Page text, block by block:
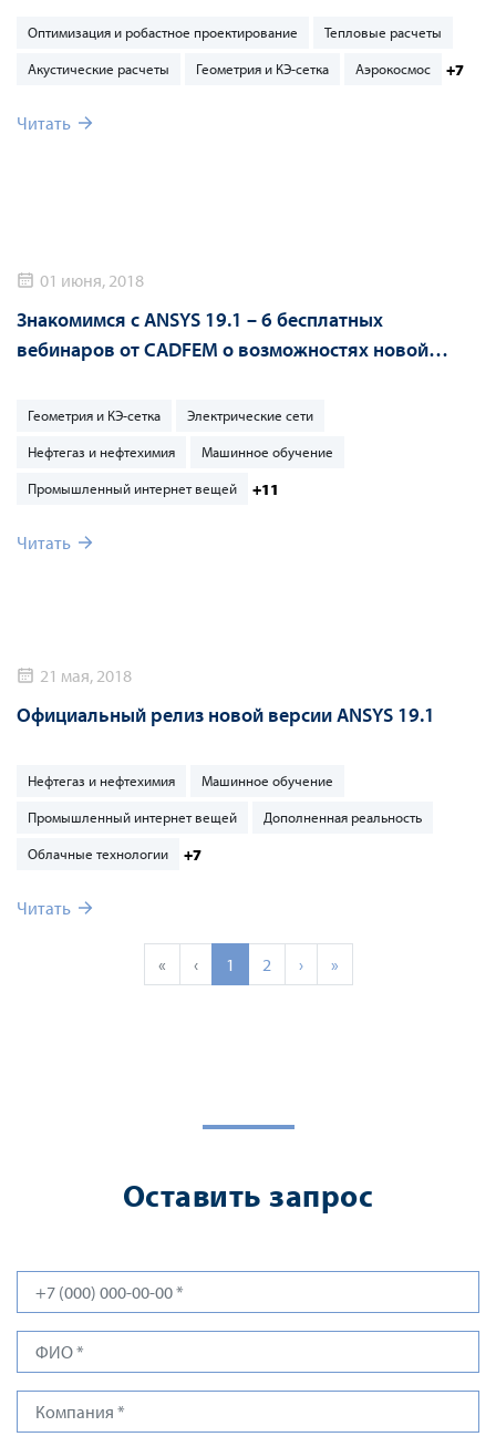
Оптимизация и робастное проектирование Тепловые расчеты
Акустические расчеты Геометрия и КЭ-сетка Аэрокосмос +7
Читать
01 июня, 2018
Знакомимся с ANSYS 19.1 – 6 бесплатных
вебинаров от CADFEM о возможностях новой
Геометрия и КЭ-сетка Электрические сети
Нефтегаз и нефтехимия Машинное обучение
Промышленный интернет вещей +11
Читать
21 мая, 2018
Официальный релиз новой версии ANSYS 19.1
Нефтегаз и нефтехимия Машинное обучение
Промышленный интернет вещей Дополненная реальность
Облачные технологии +7
Читать
« ‹ 1 2 › »
Оставить запрос